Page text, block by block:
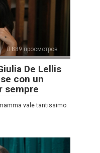
889 просмотров
De Lellis
con un
sempre
vale tantissimo.